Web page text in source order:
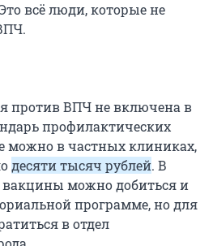
всё люди, которые не
против ВПЧ не включена в
профилактических
можно в частных клиниках,
десяти тысяч рублей. В
вакцины можно добиться и
программе, но для
в отдел